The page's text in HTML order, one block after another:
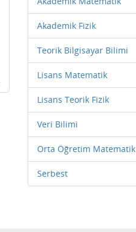
Akademik Fizik
Teorik Bilgisayar Bilimi
Lisans Matematik
Lisans Teorik Fizik
Veri Bilimi
Orta Öğretim Matematik
Serbest